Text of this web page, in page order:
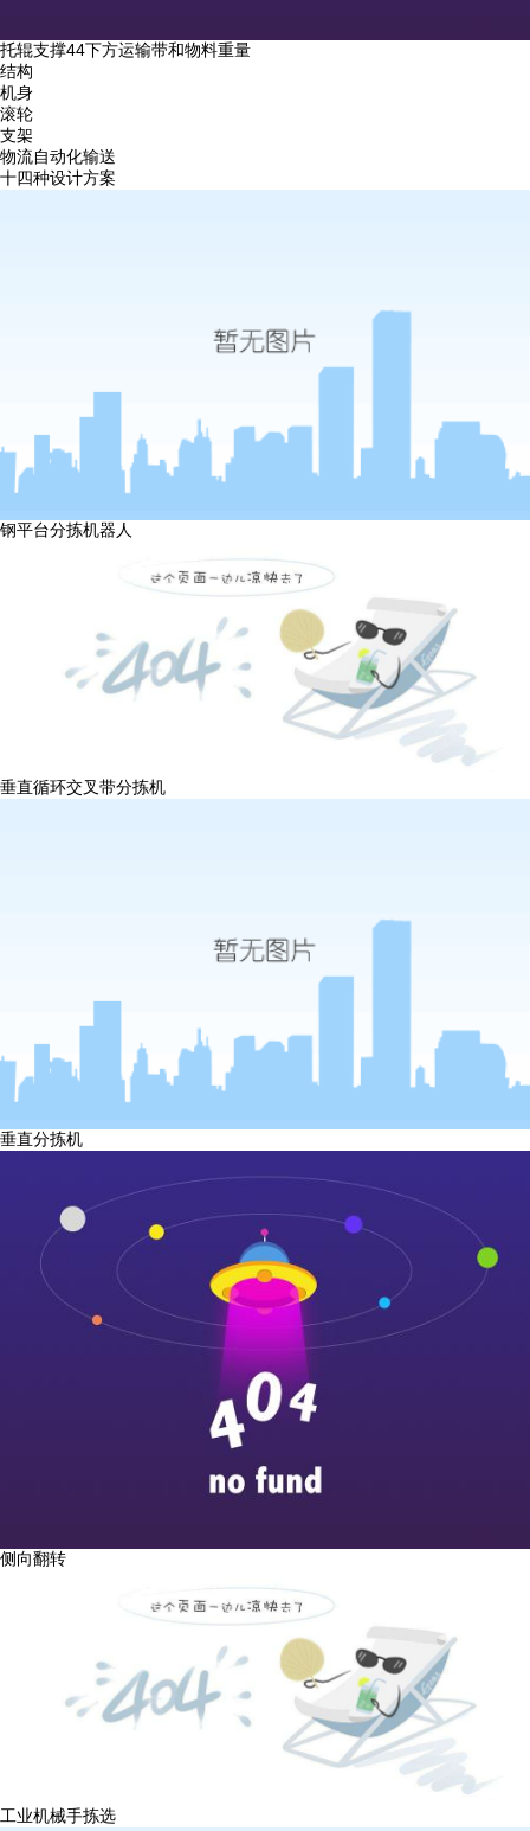
托辊支撑44下方运输带和物料重量
结构
机身
滚轮
支架
物流自动化输送
十四种设计方案
钢平台分拣机器人
垂直循环交叉带分拣机
垂直分拣机
侧向翻转
工业机械手拣选